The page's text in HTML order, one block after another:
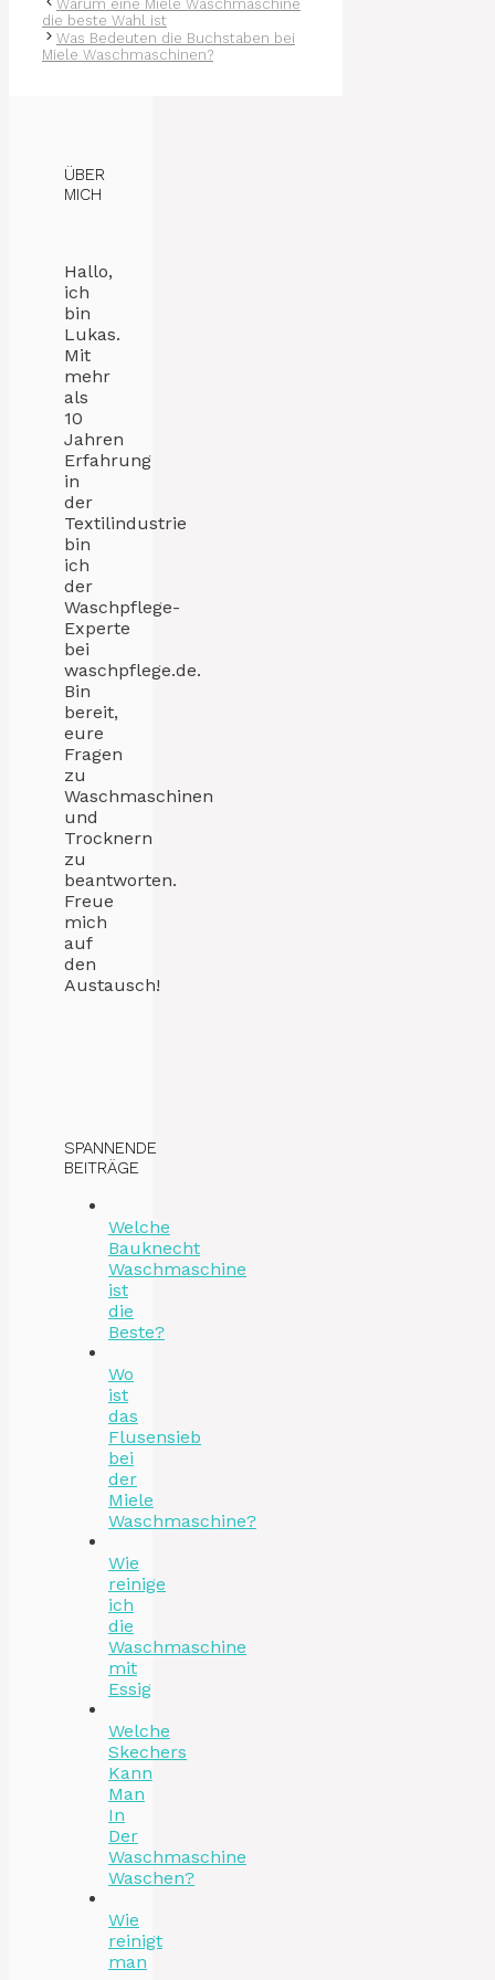
Warum eine Miele Waschmaschine
die beste Wahl ist
Was Bedeuten die Buchstaben bei
Miele Waschmaschinen?
ÜBER
MICH
Hallo,
ich
bin
Lukas.
Mit
mehr
als
10
Jahren
Erfahrung
in
der
Textilindustrie
bin
ich
der
Waschpflege-
Experte
bei
waschpflege.de.
Bin
bereit,
eure
Fragen
zu
Waschmaschinen
und
Trocknern
zu
beantworten.
Freue
mich
auf
den
Austausch!
SPANNENDE
BEITRÄGE
Welche
Bauknecht
Waschmaschine
ist
die
Beste?
Wo
ist
das
Flusensieb
bei
der
Miele
Waschmaschine?
Wie
reinige
ich
die
Waschmaschine
mit
Essig
Welche
Skechers
Kann
Man
In
Der
Waschmaschine
Waschen?
Wie
reinigt
man